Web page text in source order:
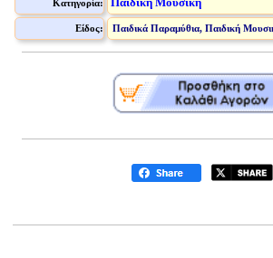
Κατηγορία:
Είδος: Παιδικά Παραμύθια, Παιδική